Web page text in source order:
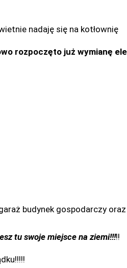
nadaję się na kotłownię
rozpoczęto już wymianę
budynek gospodarczy
tu swoje miejsce na ziemi!!!!!